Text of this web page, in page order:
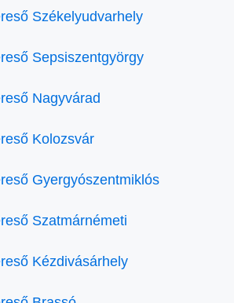
Székelyudvarhely
Sepsiszentgyörgy
Nagyvárad
Kolozsvár
Gyergyószentmiklós
Szatmárnémeti
Kézdivásárhely